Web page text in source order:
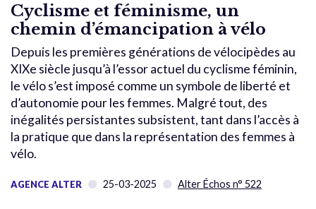
Cyclisme et féminisme, un
chemin d’émancipation à vélo
Depuis les premières générations de vélocipèdes au
XIXe siècle jusqu’à l’essor actuel du cyclisme féminin,
le vélo s’est imposé comme un symbole de liberté et
d’autonomie pour les femmes. Malgré tout, des
inégalités persistantes subsistent, tant dans l’accès à
la pratique que dans la représentation des femmes à
vélo.
AGENCE ALTER 25-03-2025 Alter Échos n° 522